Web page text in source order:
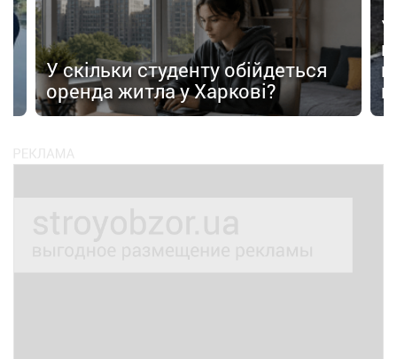
У скільки студенту обійдеться
оренда житла у Харкові?